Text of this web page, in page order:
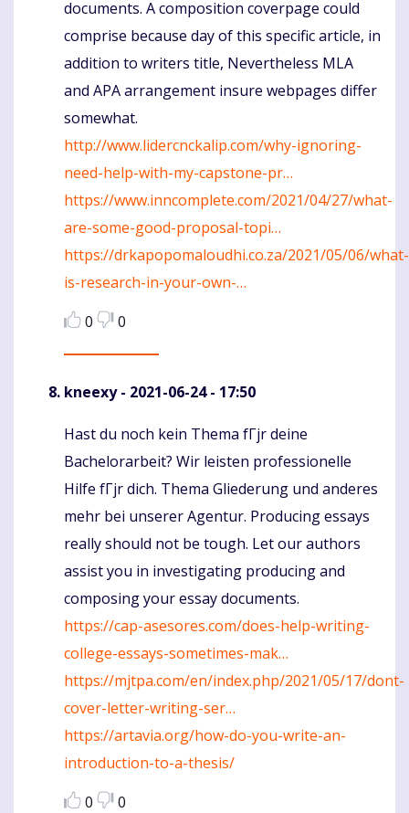
documents. A composition coverpage could
comprise because day of this specific article, in
addition to writers title, Nevertheless MLA
and APA arrangement insure webpages differ
somewhat.
http://www.lidercnckalip.com/why-ignoring-
need-help-with-my-capstone-pr…
https://www.inncomplete.com/2021/04/27/what-
are-some-good-proposal-topi…
https://drkapopomaloudhi.co.za/2021/05/06/what-
is-research-in-your-own-…
0
0
kneexy- 2021-06-24 - 17:50
Komentaras
Hast du noch kein Thema fГјr deine
Bachelorarbeit? Wir leisten professionelle
Hilfe fГјr dich. Thema Gliederung und anderes
mehr bei unserer Agentur. Producing essays
really should not be tough. Let our authors
assist you in investigating producing and
composing your essay documents.
https://cap-asesores.com/does-help-writing-
college-essays-sometimes-mak…
https://mjtpa.com/en/index.php/2021/05/17/dont-
cover-letter-writing-ser…
https://artavia.org/how-do-you-write-an-
introduction-to-a-thesis/
0
0